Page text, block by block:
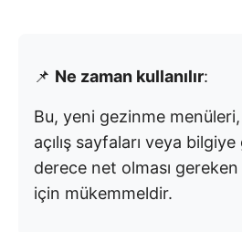
📌 Ne zaman kullanılır:
Bu, yeni gezinme
açılış sayfaları veya
derece net olması
için mükemmeldir.